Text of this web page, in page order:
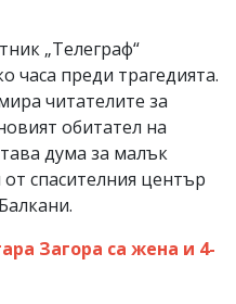
„Телеграф“
часа преди трагедията.
читателите за
обитател на
дума за малък
спасителния център
Загора са жена и 4-